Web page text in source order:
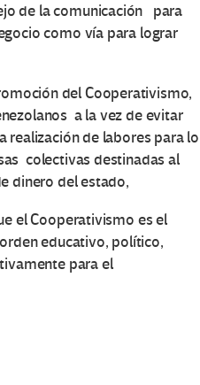
de la comunicación para
como vía para lograr
del Cooperativismo,
a la vez de evitar
realización de labores para lo
colectivas destinadas al
dinero del estado,
el Cooperativismo es el
educativo, político,
para el